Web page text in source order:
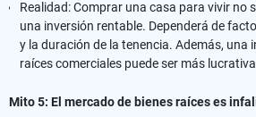
Realidad: Comprar una casa para vivir no
una inversión rentable. Dependerá de
y la duración de la tenencia. Además, una
raíces comerciales puede ser más
Mito 5: El mercado de bienes raíces es